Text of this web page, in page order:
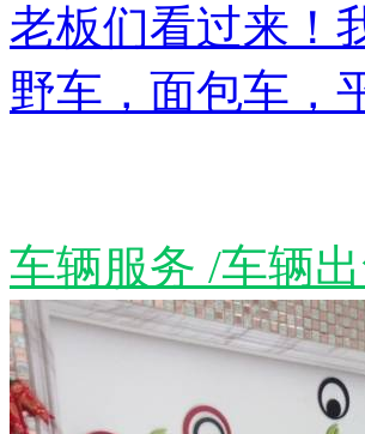
老板们看过来！
野车，面包车，
车辆服务 /车辆